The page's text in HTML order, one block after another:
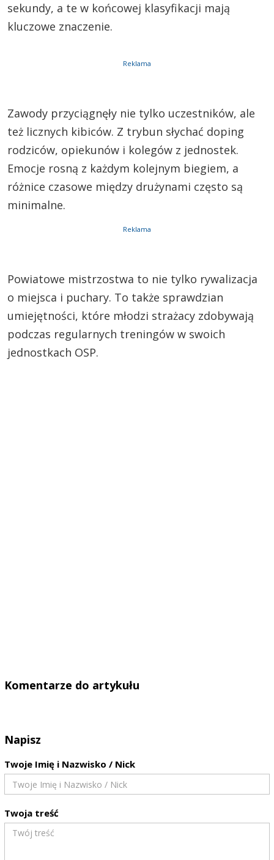
sekundy, a te w końcowej klasyfikacji mają
kluczowe znaczenie.
Reklama
Zawody przyciągnęły nie tylko uczestników, ale
też licznych kibiców. Z trybun słychać doping
rodziców, opiekunów i kolegów z jednostek.
Emocje rosną z każdym kolejnym biegiem, a
różnice czasowe między drużynami często są
minimalne.
Reklama
Powiatowe mistrzostwa to nie tylko rywalizacja
o miejsca i puchary. To także sprawdzian
umiejętności, które młodzi strażacy zdobywają
podczas regularnych treningów w swoich
jednostkach OSP.
Komentarze do artykułu
Napisz
Twoje Imię i Nazwisko / Nick
Twoja treść